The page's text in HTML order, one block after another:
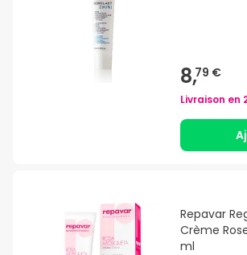
8,79 €
Livraison en
Repavar
Crème
ml